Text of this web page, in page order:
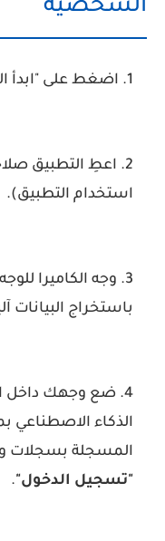
الشخصية
اضغط على "ابدأ
اعطِ التطبيق
استخدام التطبيق).
وجه الكاميرا
باستخراج البيانات
ضع وجهك داخل
الذكاء الاصطناعي
المسجلة بسجلات
"تسجيل الدخول".